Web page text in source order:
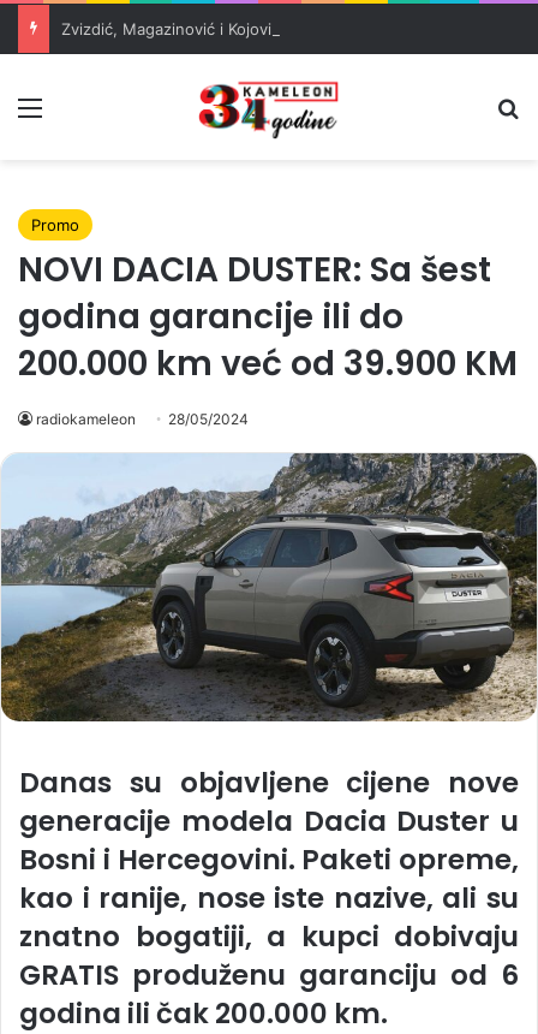
Promo
NOVI DACIA DUSTER: Sa šest
godina garancije ili do
200.000 km već od 39.900 KM
radiokameleon 28/05/2024
Danas su objavljene cijene nove
generacije modela Dacia Duster u
Bosni i Hercegovini. Paketi opreme,
kao i ranije, nose iste nazive, ali su
znatno bogatiji, a kupci dobivaju
GRATIS produženu garanciju od 6
godina ili čak 200.000 km.